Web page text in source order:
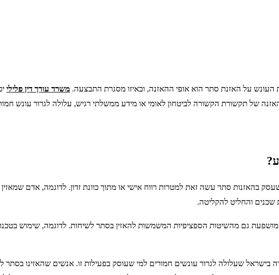
העונש על האזנת סתר הוא אופי ההאזנה, ובאיזו מסגרת התבצעה. משרד עורך דין פלילי
של תקשורת הקשורה לביטחון לאומי או מידע ממשלתי רגיש, עלולה לגרור עונש
בהאזנות סתר עשה זאת למטרות רווח אישי או מתוך כוונת זדון. לדוגמה, אדם
והחליט להקליטה.
גם מהשיטות הספציפיות המשמשות להאזין בסתר לשיחות. לדוגמה, שימוש
בישראל שעלולה לגרור עונשים חמורים למי שעוסק בפעילות זו. אנשים שהאזינו